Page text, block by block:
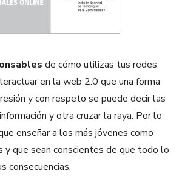
de cómo utilizas tus redes
en la web 2.0 que una forma
y con respeto se puede decir las
y otra cruzar la raya. Por lo
enseñar a los más jóvenes como
y que sean conscientes de que todo lo
consecuencias.